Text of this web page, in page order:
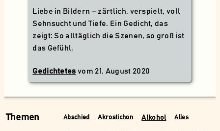
Liebe in Bildern – zärtlich, verspielt, voll
Sehnsucht und Tiefe. Ein Gedicht, das
zeigt: So alltäglich die Szenen, so groß ist
das Gefühl.
Gedichtetes vom 21. August 2020
Themen Abschied Akrostichon Alkohol Alles